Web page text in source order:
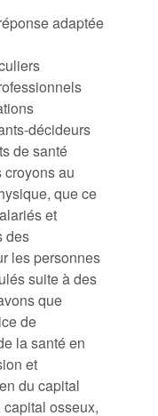
adaptée
décideurs
de santé
au
que ce
et
des
les personnes
suite à des
que
de
la santé en
et
du capital
osseux,